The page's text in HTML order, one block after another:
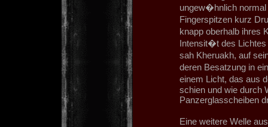
ungew�hnlich
Fingerspitzen kurz
knapp oberhalb ihres
Intensit�t des
sah Kheruakh, auf
deren Besatzung in
einem Licht, das aus
schien und wie durch
Panzerglasscheiben
Eine weitere Welle